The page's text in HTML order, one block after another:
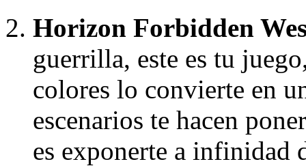
Horizon Forbidden
guerrilla, este es tu
colores lo convierte en
escenarios te hacen
es exponerte a infinidad